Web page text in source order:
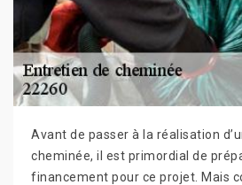
Avant de passer à la réalisation
cheminée, il est primordial de
financement pour ce projet. Mais